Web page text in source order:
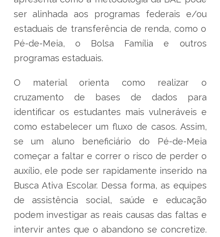
ser alinhada aos programas federais e/ou
estaduais de transferência de renda, como o
Pé-de-Meia, o Bolsa Família e outros
programas estaduais.
O material orienta como realizar o
cruzamento de bases de dados para
identificar os estudantes mais vulneráveis e
como estabelecer um fluxo de casos. Assim,
se um aluno beneficiário do Pé-de-Meia
começar a faltar e correr o risco de perder o
auxílio, ele pode ser rapidamente inserido na
Busca Ativa Escolar. Dessa forma, as equipes
de assistência social, saúde e educação
podem investigar as reais causas das faltas e
intervir antes que o abandono se concretize.